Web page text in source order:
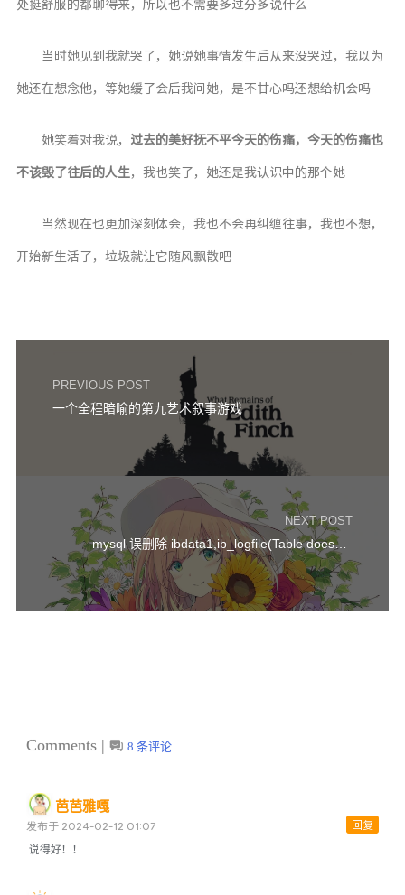
处挺舒服的都聊得来，所以也不需要多过分多说什么
当时她见到我就哭了，她说她事情发生后从来没哭过，我以为
她还在想念他，等她缓了会后我问她，是不甘心吗还想给机会吗
她笑着对我说， 过去的美好抚不平今天的伤痛，今天的伤痛也
不该毁了往后的人生，我也笑了，她还是我认识中的那个她
当然现在也更加深刻体会，我也不会再纠缠往事，我也不想，
开始新生活了，垃圾就让它随风飘散吧
PREVIOUS POST
一个全程暗喻的第九艺术叙事游戏
NEXT POST
mysql 误删除 ibdata1,ib_logfile(Table doesn’t exist)
Comments | 8 条评论
芭芭雅嘎
回复
发布于 2024-02-12 01:07
说得好！！